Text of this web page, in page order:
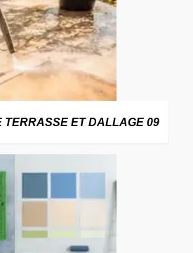
TERRASSE ET DALLAGE 09